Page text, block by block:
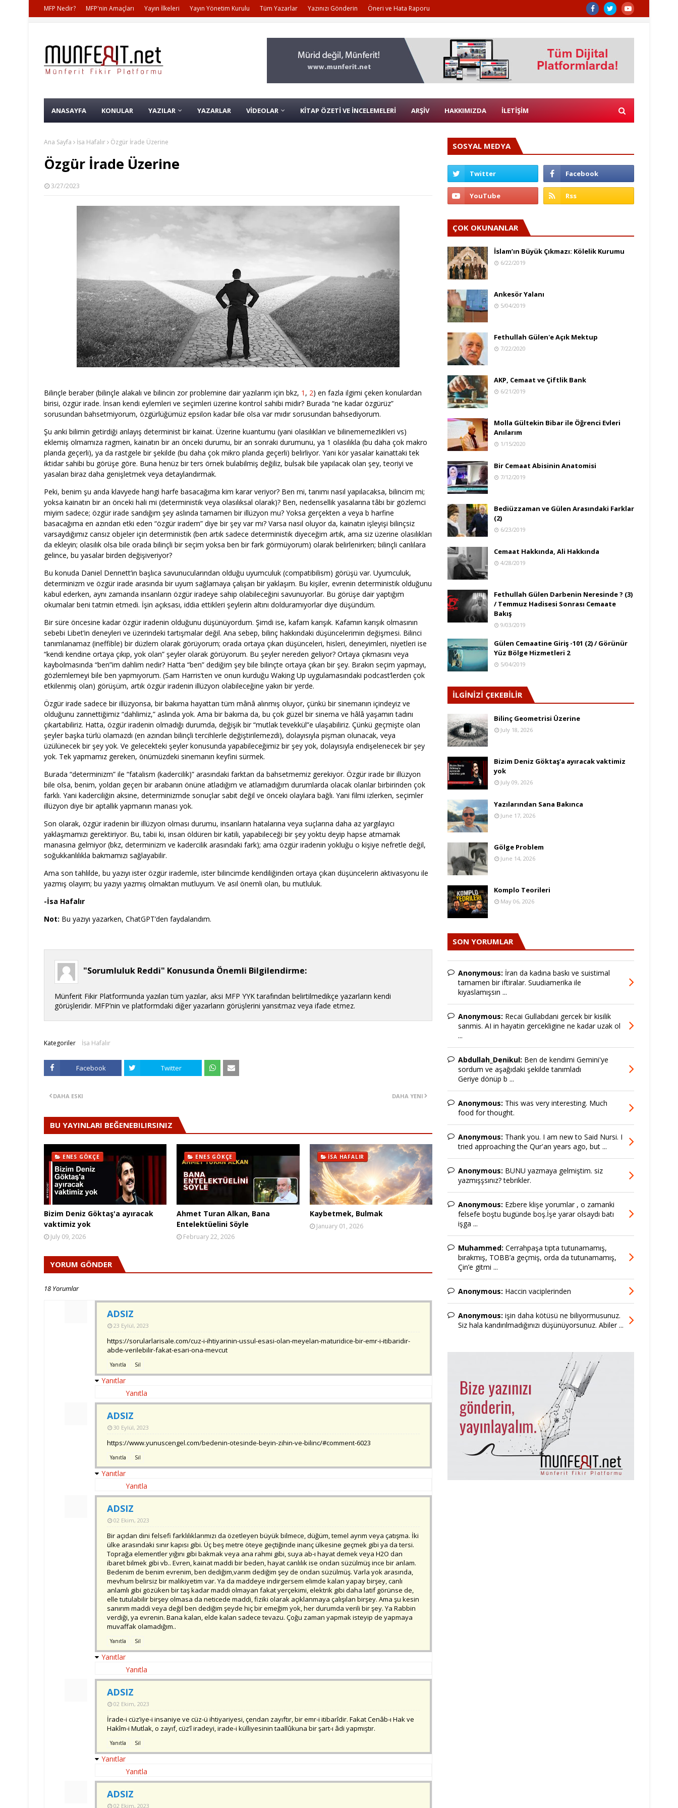
MFP Nedir? MFP'nin Amaçları Yayın İlkeleri Yayın Yönetim Kurulu Tüm Yazarlar Yazınızı Gönderin Öneri ve Hata Raporu
ANASAYFA KONULAR YAZILAR YAZARLAR VİDEOLAR KİTAP ÖZETİ VE İNCELEMELERİ ARŞİV HAKKIMIZDA İLETİŞİM
Ana Sayfa İsa Hafalır Özgür İrade Üzerine
Özgür İrade Üzerine
3/27/2023
Bilinçle beraber (bilinçle alakalı ve bilincin zor problemine dair yazılarım için bkz, 1 , 2) en fazla ilgimi çeken konulardan
birisi, özgür irade. İnsan kendi eylemleri ve seçimleri üzerine kontrol sahibi midir? Burada “ne kadar özgürüz”
sorusundan bahsetmiyorum, özgürlüğümüz epsilon kadar bile olsa var mıdır sorusundan bahsediyorum.
Şu anki bilimin getirdiği anlayış determinist bir kainat. Üzerine kuantumu (yani olasılıkları ve bilinememezlikleri vs)
eklemiş olmamıza ragmen, kainatın bir an önceki durumu, bir an sonraki durumunu, ya 1 olasılıkla (bu daha çok makro
planda geçerli), ya da rastgele bir şekilde (bu daha çok mikro planda geçerli) belirliyor. Yani kör yasalar kainattaki tek
iktidar sahibi bu görüşe göre. Buna henüz bir ters örnek bulabilmiş değiliz, bulsak bile yapılacak olan şey, teoriyi ve
yasaları biraz daha genişletmek veya detaylandırmak.
Peki, benim şu anda klavyede hangi harfe basacağıma kim karar veriyor? Ben mi, tanımı nasıl yapılacaksa, bilincim mi;
yoksa kainatın bir an önceki hali mi (deterministik veya olasılıksal olarak)? Ben, nedensellik yasalarına tâbi bir gözlemci
miyim sadece; özgür irade sandığım şey aslında tamamen bir illüzyon mu? Yoksa gerçekten a veya b harfine
basacağıma en azından etki eden “özgür iradem” diye bir şey var mı? Varsa nasıl oluyor da, kainatın işleyişi bilinçsiz
varsaydığımız cansız objeler için deterministik (ben artık sadece deterministik diyeceğim artık, ama siz üzerine olasılıkları
da ekleyin; olasılık olsa bile orada bilinçli bir seçim yoksa ben bir fark görmüyorum) olarak belirlenirken; bilinçli canlılara
gelince, bu yasalar birden değişiveriyor?
Bu konuda Daniel Dennett’in başlıca savunucularından olduğu uyumculuk (compatibilism) görüşü var. Uyumculuk,
determinizm ve özgür irade arasında bir uyum sağlamaya çalışan bir yaklaşım. Bu kişiler, evrenin deterministik olduğunu
kabul ederken, aynı zamanda insanların özgür iradeye sahip olabileceğini savunuyorlar. Bu görüşe dair yaptığım
okumalar beni tatmin etmedi. İşin açıksası, iddia ettikleri şeylerin altını dolduramıyorlar diye düşündüm.
Bir süre öncesine kadar özgür iradenin olduğunu düşünüyordum. Şimdi ise, kafam karışık. Kafamın karışık olmasının
sebebi Libet’in deneyleri ve üzerindeki tartışmalar değil. Ana sebep, bilinç hakkındaki düşüncelerimin değişmesi. Bilinci
tanımlanamaz (ineffible) bir düzlem olarak görüyorum; orada ortaya çıkan düşünceleri, hisleri, deneyimleri, niyetleri ise
“kendi kendine ortaya çıkıp, yok olan” şeyler olarak görüyorum. Bu şeyler nereden geliyor? Ortaya çıkmasını veya
kaybolmasında “ben”im dahlim nedir? Hatta “ben” dediğim şey bile bilinçte ortaya çıkan bir şey. Bırakın seçim yapmayı,
gözlemlemeyi bile ben yapmıyorum. (Sam Harris’ten ve onun kurduğu Waking Up uygulamasındaki podcast’lerden çok
etkilenmiş olan) görüşüm, artık özgür iradenin illüzyon olabileceğine yakın bir yerde.
Özgür irade sadece bir illüzyonsa, bir bakıma hayattan tüm mânâ alınmış oluyor, çünkü bir sinemanın içindeyiz ve
olduğunu zannettiğimiz “dahlimiz,” aslında yok. Ama bir bakıma da, bu çok güzel bir sinema ve hâlâ yaşamın tadını
çıkartabiliriz. Hatta, özgür iradenin olmadığı durumda, değişik bir “mutlak tevekkül”e ulaşabiliriz. Çünkü geçmişte olan
şeyler başka türlü olamazdı (en azından bilinçli tercihlerle değiştirilemezdi), dolayısıyla pişman olunacak, veya
üzülünecek bir şey yok. Ve gelecekteki şeyler konusunda yapabileceğimiz bir şey yok, dolayısıyla endişelenecek bir şey
yok. Tek yapmamız gereken, önümüzdeki sinemanın keyfini sürmek.
Burada “determinizm” ile “fatalism (kadercilik)” arasındaki farktan da bahsetmemiz gerekiyor. Özgür irade bir illüzyon
bile olsa, benim, yoldan geçen bir arabanın önüne atladığım ve atlamadığım durumlarda olacak olanlar birbirinden çok
farklı. Yani kaderciliğin aksine, determinizmde sonuçlar sabit değil ve önceki olaylara bağlı. Yani filmi izlerken, seçimler
illüzyon diye bir aptallık yapmanın manası yok.
Son olarak, özgür iradenin bir illüzyon olması durumu, insanların hatalarına veya suçlarına daha az yargılayıcı
yaklaşmamızı gerektiriyor. Bu, tabii ki, insan öldüren bir katili, yapabileceği bir şey yoktu deyip hapse atmamak
manasına gelmiyor (bkz, determinizm ve kadercilik arasındaki fark); ama özgür iradenin yokluğu o kişiye nefretle değil,
soğukkanlılıkla bakmamızı sağlayabilir.
Ama son tahlilde, bu yazıyı ister özgür irademle, ister bilincimde kendiliğinden ortaya çıkan düşüncelerin aktivasyonu ile
yazmış olayım; bu yazıyı yazmış olmaktan mutluyum. Ve asıl önemli olan, bu mutluluk.
-İsa Hafalır
Not: Bu yazıyı yazarken, ChatGPT’den faydalandım.
"Sorumluluk Reddi" Konusunda Önemli Bilgilendirme:
Münferit Fikir Platformunda yazılan tüm yazılar, aksi MFP YYK tarafından belirtilmedikçe yazarların kendi
görüşleridir. MFP’nin ve platformdaki diğer yazarların görüşlerini yansıtmaz veya ifade etmez.
Kategoriler İsa Hafalır
Facebook Twitter
DAHA YENI
DAHA ESKI
BU YAYINLARI BEĞENEBILIRSINIZ
ENES GÖKÇE
Bizim Deniz Göktaş'a ayıracak
vaktimiz yok
July 09, 2026
ENES GÖKÇE
Ahmet Turan Alkan, Bana
Entelektüelini Söyle
February 22, 2026
İSA HAFALIR
Kaybetmek, Bulmak
January 01, 2026
YORUM GÖNDER
18 Yorumlar
ADSIZ
23 Eylül, 2023
https://sorularlarisale.com/cuz-i-ihtiyarinin-ussul-esasi-olan-meyelan-maturidice-bir-emr-i-itibaridir-
abde-verilebilir-fakat-esari-ona-mevcut
Yanıtla Sil
Yanıtlar
Yanıtla
ADSIZ
30 Eylül, 2023
https://www.yunuscengel.com/bedenin-otesinde-beyin-zihin-ve-bilinc/#comment-6023
Yanıtla Sil
Yanıtlar
Yanıtla
ADSIZ
02 Ekim, 2023
Bir açıdan dini felsefi farklılıklarımızı da özetleyen büyük bilmece, düğüm, temel ayrım veya çatışma. İki
ülke arasındaki sınır kapısı gibi. Üç beş metre öteye geçtiğinde inanç ülkesine geçmek gibi ya da tersi.
Toprağa elementler yığını gibi bakmak veya ana rahmi gibi, suya ab-ı hayat demek veya H2O dan
ibaret bilmek gibi vb.. Evren, kainat maddi bir beden, hayat canlılık ise ondan süzülmüş ince bir anlam.
Bedenim de benim evrenim, ben dediğim,varım dediğim şey de ondan süzülmüş. Varla yok arasında,
mevhum belirsiz bir malikiyetim var. Ya da maddeye indirgersem elimde kalan yapay birşey, canlı
anlamlı gibi gözüken bir taş kadar maddi olmayan fakat yerçekimi, elektrik gibi daha latif görünse de,
elle tutulabilir birşey olmasa da neticede maddi, fiziki olarak açıklanmaya çalışılan birşey. Ama şu kesin
sanırım maddi veya değil ben dediğim şeyde hiç bir emeğim yok, her durumda verili bir şey. Ya Rabbin
verdiği, ya evrenin. Bana kalan, elde kalan sadece tevazu. Çoğu zaman yapmak isteyip de yapmaya
muvaffak olamadığım..
Yanıtla Sil
Yanıtlar
Yanıtla
ADSIZ
02 Ekim, 2023
İrade-i cüz’iye-i insaniye ve cüz-ü ihtiyariyesi, çendan zayıftır, bir emr-i itibarîdir. Fakat Cenâb-ı Hak ve
Hakîm-i Mutlak, o zayıf, cüz’î iradeyi, irade-i külliyesinin taallûkuna bir şart-ı âdi yapmıştır.
Yanıtla Sil
Yanıtlar
Yanıtla
ADSIZ
02 Ekim, 2023
SOSYAL MEDYA
ÇOK OKUNANLAR
İslam’ın Büyük Çıkmazı: Kölelik Kurumu
6/22/2019
Ankesör Yalanı
5/04/2019
Fethullah Gülen'e Açık Mektup
7/22/2020
AKP, Cemaat ve Çiftlik Bank
6/21/2019
Molla Gültekin Bibar ile Öğrenci Evleri
Anılarım
1/15/2020
Bir Cemaat Abisinin Anatomisi
7/12/2019
Bediüzzaman ve Gülen Arasındaki Farklar
(2)
6/23/2019
Cemaat Hakkında, Ali Hakkında
4/28/2019
Fethullah Gülen Darbenin Neresinde ? (3)
/ Temmuz Hadisesi Sonrası Cemaate
Bakış
9/03/2019
Gülen Cemaatine Giriş -101 (2) / Görünür
Yüz Bölge Hizmetleri 2
5/04/2019
İLGİNİZİ ÇEKEBİLİR
Bilinç Geometrisi Üzerine
July 18, 2026
Bizim Deniz Göktaş'a ayıracak vaktimiz
yok
July 09, 2026
Yazılarından Sana Bakınca
June 17, 2026
Gölge Problem
June 14, 2026
Komplo Teorileri
May 06, 2026
SON YORUMLAR
Anonymous: İran da kadına baskı ve suistimal
tamamen bir iftiralar. Suudiamerika ile
kıyaslamışsın ...
Anonymous: Recai Gullabdani gercek bir kisilik
sanmis. AI in hayatin gercekligine ne kadar uzak ol
...
Abdullah_Denikul: Ben de kendimi Gemini'ye
sordum ve aşağıdaki şekilde tanımladı
Geriye dönüp b ...
Anonymous: This was very interesting. Much
food for thought.
Anonymous: Thank you. I am new to Said Nursi. I
tried approaching the Qur'an years ago, but ...
Anonymous: BUNU yazmaya gelmiştim. siz
yazmışşsınız? tebrikler.
Anonymous: Ezbere klişe yorumlar , o zamanki
felsefe boştu bugünde boş.İşe yarar olsaydı batı
işga ...
Muhammed: Cerrahpaşa tıpta tutunamamış,
bırakmış, TOBB’a geçmiş, orda da tutunamamış,
Çin’e gitmi ...
Anonymous: Haccin vaciplerinden
Anonymous: işin daha kötüsü ne biliyormusunuz.
Siz hala kandırılmadığınızı düşünüyorsunuz. Abiler ...